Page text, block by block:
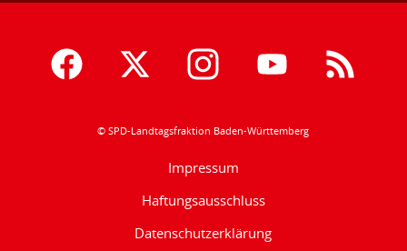
© SPD-Landtagsfraktion Baden-Württemberg
Impressum
Haftungsausschluss
Datenschutzerklärung